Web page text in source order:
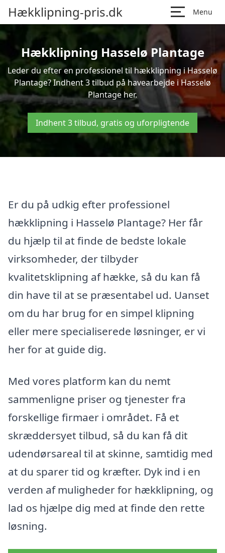
Hækklipning-pris.dk Menu
Hækklipning Hasselø Plantage
Leder du efter en professionel til hækklipning i Hasselø
Plantage? Indhent 3 tilbud på havearbejde i Hasselø
Plantage her.
Indhent 3 tilbud, gratis og uforpligtende
Er du på udkig efter professionel
hækklipning i Hasselø Plantage? Her får
du hjælp til at finde de bedste lokale
virksomheder, der tilbyder
kvalitetsklipning af hække, så du kan få
din have til at se præsentabel ud. Uanset
om du har brug for en simpel klipning
eller mere specialiserede løsninger, er vi
her for at guide dig.
Med vores platform kan du nemt
sammenligne priser og tjenester fra
forskellige firmaer i området. Få et
skræddersyet tilbud, så du kan få dit
udendørsareal til at skinne, samtidig med
at du sparer tid og kræfter. Dyk ind i en
verden af muligheder for hækklipning, og
lad os hjælpe dig med at finde den rette
løsning.